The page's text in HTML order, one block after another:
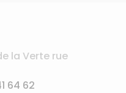
la Verte rue
64 62